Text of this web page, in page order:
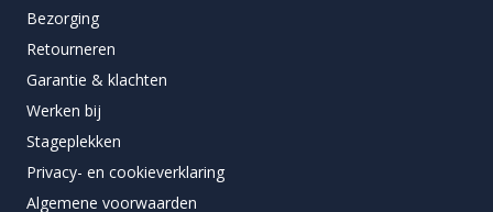
Bezorging
Retourneren
Garantie & klachten
Werken bij
Stageplekken
Privacy- en cookieverklaring
Algemene voorwaarden